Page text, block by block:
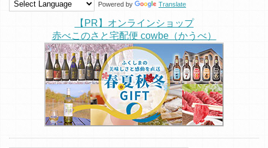
Powered by Translate
【PR】オンラインショップ
赤べこのさと宅配便 cowbe（かうべ）